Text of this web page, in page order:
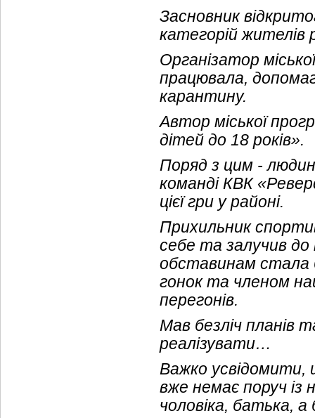
Засновник
категорій жителів
Організатор
працювала,
карантину.
Автор міської
дітей до 18 років».
Поряд з цим -
команді КВК
цієї гри у районі.
Прихильник
себе та залучив до
обставинам стала
гонок та членом
перегонів.
Мав безліч планів
реалізувати…
Важко усвідомити,
вже немає поруч із
чоловіка, батька, а